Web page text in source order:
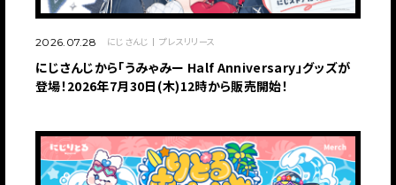
2026.07.28 にじさんじ プレスリリース
にじさんじから「うみゃみー Half Anniversary」グッズが
登場！2026年7月30日(木)12時から販売開始！